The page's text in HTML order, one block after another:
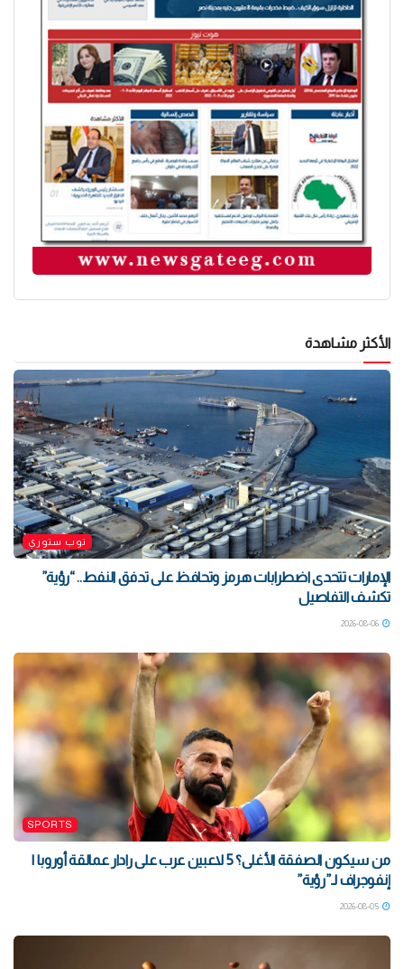
الأكثر مشاهدة
توب ستوري
الإمارات تتحدى اضطرابات هرمز وتحافظ على تدفق النفط.. “رؤية”
تكشف التفاصيل
SPORTS
من سيكون الصفقة الأغلى؟ 5 لاعبين عرب على رادار عمالقة أوروبا |
إنفوجراف لـ”رؤية”